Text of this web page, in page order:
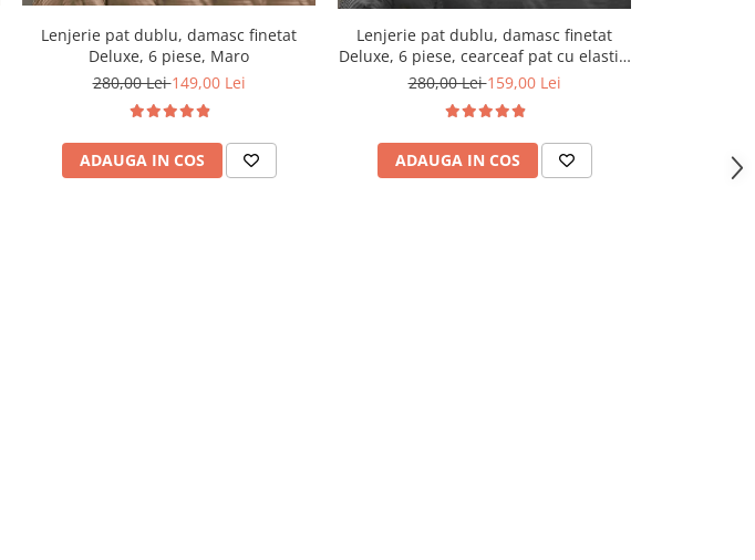
Lenjerie pat dublu, damasc finetat
Deluxe, 6 piese, Maro
280,00 Lei149,00 Lei
ADAUGA IN COS
Lenjerie pat dublu, damasc finetat
Deluxe, 6 piese, cearceaf pat cu elastic,
Gri Inchis
280,00 Lei159,00 Lei
ADAUGA IN COS